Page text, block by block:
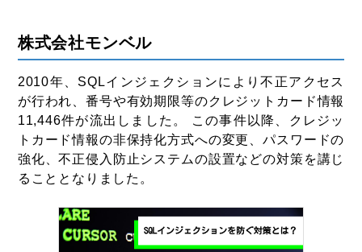
株式会社モンベル
2010年、SQLインジェクションにより不正アクセス
が行われ、番号や有効期限等のクレジットカード情報
11,446件が流出しました。 この事件以降、クレジッ
トカード情報の非保持化方式への変更、パスワードの
強化、不正侵入防止システムの設置などの対策を講じ
ることとなりました。